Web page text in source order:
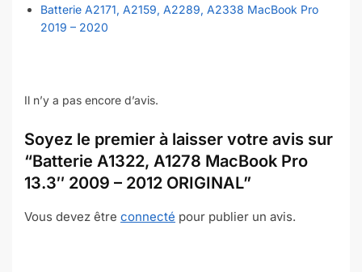
Batterie A2171, A2159, A2289, A2338 MacBook Pro
2019 – 2020
Il n’y a pas encore d’avis.
Soyez le premier à laisser votre avis sur
“Batterie A1322, A1278 MacBook Pro
13.3″ 2009 – 2012 ORIGINAL”
Vous devez être connecté pour publier un avis.